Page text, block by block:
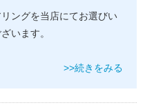
ングを当店にてお選びい
います。
>>続きをみる